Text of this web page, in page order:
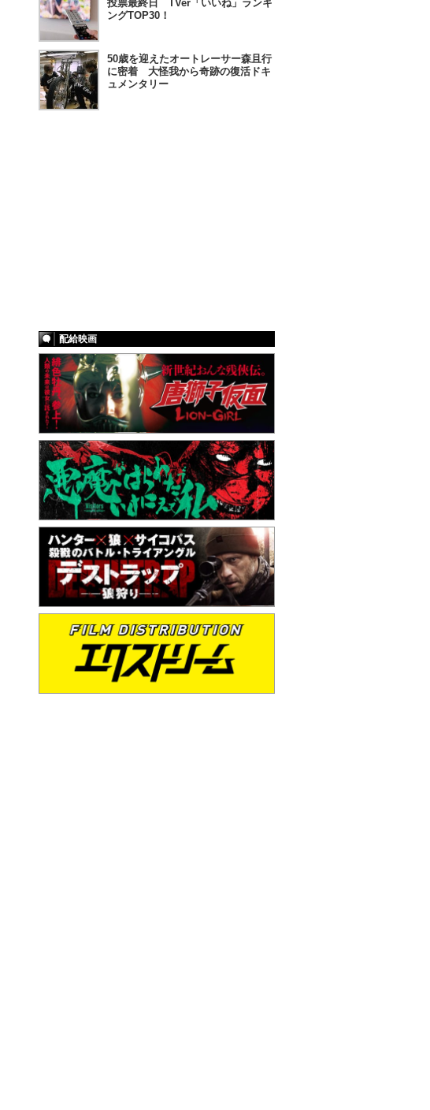
投票最終日 TVer「いいね」ランキ
ングTOP30！
50歳を迎えたオートレーサー森且行
に密着 大怪我から奇跡の復活ドキ
ュメンタリー
配給映画